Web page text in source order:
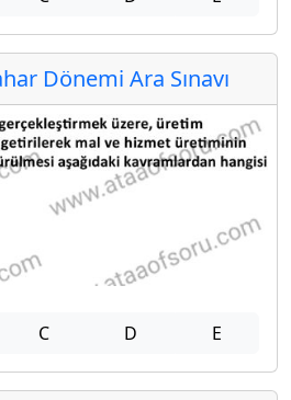
Dönemi Ara Sınavı
C D E